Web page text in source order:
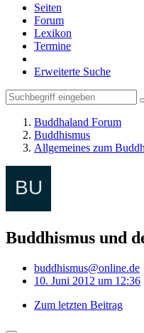
Seiten
Forum
Lexikon
Termine
Erweiterte Suche
Buddhaland Forum
Buddhismus
Allgemeines zum
Buddhismus und
buddhismus@online.de
10. Juni 2012 um 12:36
Zum letzten Beitrag